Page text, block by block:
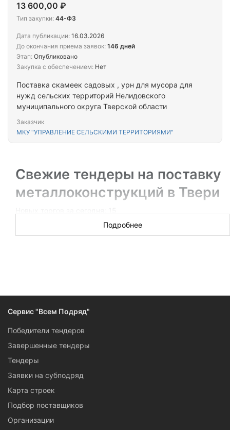
Поставка скамеек садовых , урн для мусора для
нужд сельских территорий Нелидовского
муниципального округа Тверской области
Заказчик
МКУ "УПРАВЛЕНИЕ СЕЛЬСКИМИ ТЕРРИТОРИЯМИ"
13 600,00 ₽
Тип закупки: 44-ФЗ
Дата публикации: 16.03.2026
До окончания приема заявок: 146 дней
Этап: Опубликовано
Закупка с обеспечением: Нет
Свежие тендеры на поставку
металлоконструкций в Твери
Производителям и поставщикам будут интересны тендеры
открытом тендере. Ваш регион — Тверь? Тогда
подписывайтесь на обновления раздела.
Подробнее
Сервис "Всем Подряд"
Победители тендеров
Завершенные тендеры
Тендеры
Заявки на субподряд
Карта строек
Подбор поставщиков
Организации